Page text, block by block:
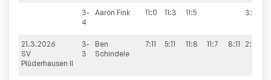
3-
4
Aaron Fink 11:0 11:3 11:5 3:0
21.3.2026
SV
Plüderhausen II
3-
3
Ben
Schindele
7:11 5:11 11:8 11:7 8:11 2:3